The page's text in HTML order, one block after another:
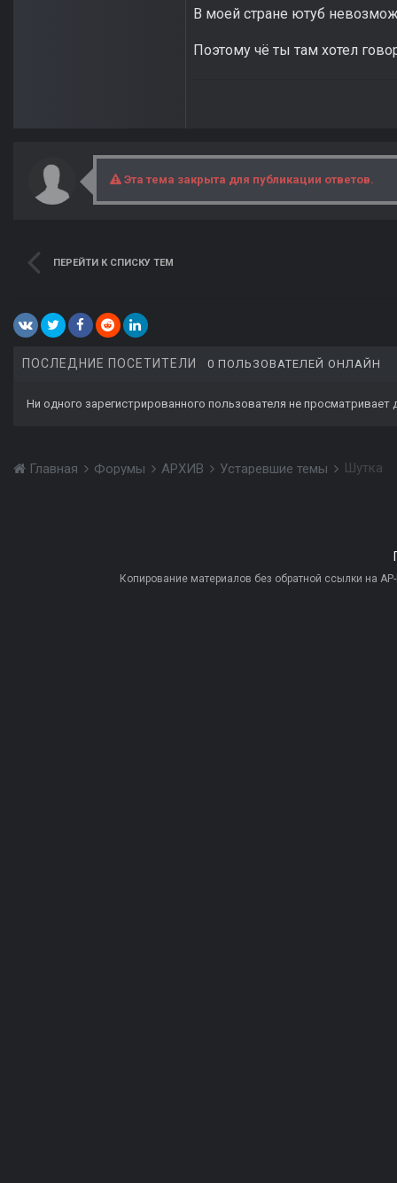
В моей стране ютуб
Поэтому чё ты там хотел
Эта тема закрыта для публикации ответов.
ПЕРЕЙТИ К СПИСКУ ТЕМ
ПОСЛЕДНИЕ ПОСЕТИТЕЛИ 0 ПОЛЬЗОВАТЕЛЕЙ ОНЛАЙН
Ни одного зарегистрированного пользователя не просматривает
Главная Форумы АРХИВ Устаревшие темы Шутка
Копирование материалов без обратной ссылки на